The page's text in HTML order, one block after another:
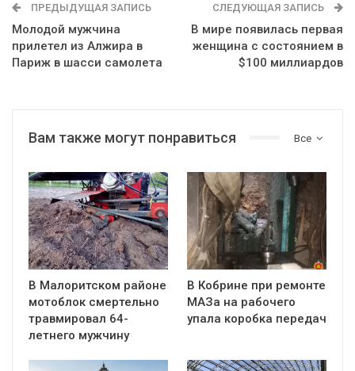
ПРЕДЫДУЩАЯ ЗАПИСЬ
Молодой мужчина
прилетел из Алжира в
Париж в шасси самолета
СЛЕДУЮЩАЯ ЗАПИСЬ
В мире появилась первая
женщина с состоянием в
$100 миллиардов
Все
Вам также могут понравиться
В Малоритском районе
мотоблок смертельно
травмировал 64-
летнего мужчину
В Кобрине при ремонте
МАЗа на рабочего
упала коробка передач